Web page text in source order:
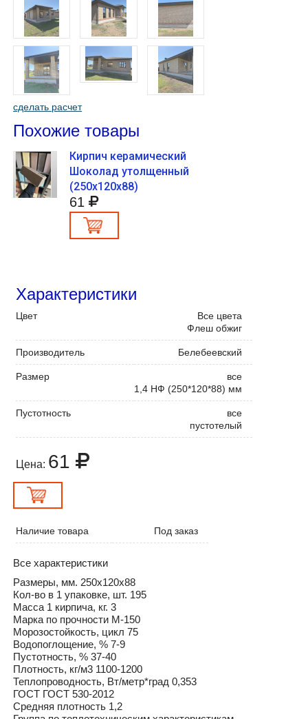
сделать расчет
Похожие товары
Кирпич керамический
Шоколад утолщенный
(250х120х88)
61
Характеристики
Цвет
Все цвета
Флеш обжиг
Производитель Белебеевский
Размер
все
1,4 НФ (250*120*88) мм
Пустотность
все
пустотелый
Цена: 61
Наличие товара Под заказ
Все характеристики
Размеры, мм. 250х120х88
Кол-во в 1 упаковке, шт. 195
Масса 1 кирпича, кг. 3
Марка по прочности М-150
Морозостойкость, цикл 75
Водопоглощение, % 7-9
Пустотность, % 37-40
Плотность, кг/м3 1100-1200
Теплопроводность, Вт/метр*град 0,353
ГОСТ ГОСТ 530-2012
Средняя плотность 1,2